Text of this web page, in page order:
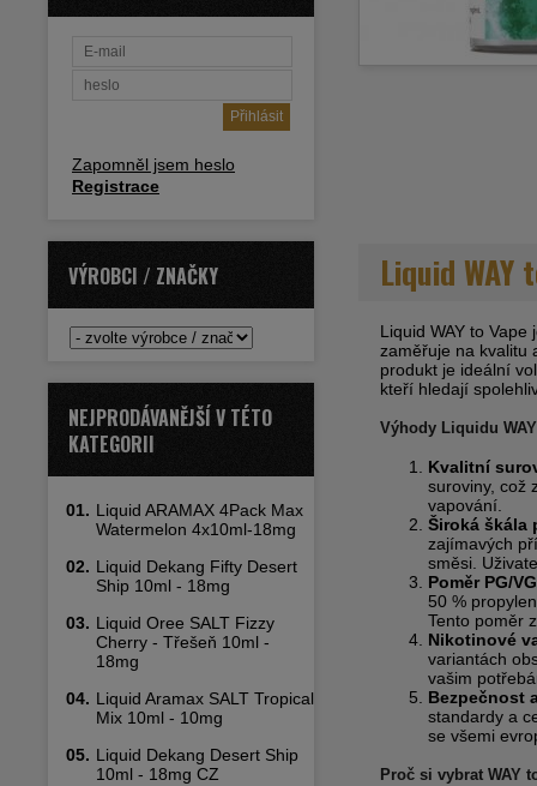
Zapomněl jsem heslo
Registrace
VÝROBCI / ZNAČKY
NEJPRODÁVANĚJŠÍ V TÉTO
KATEGORII
01. Liquid ARAMAX 4Pack Max
Watermelon 4x10ml-18mg
02. Liquid Dekang Fifty Desert
Ship 10ml - 18mg
03. Liquid Oree SALT Fizzy
Cherry - Třešeň 10ml -
18mg
04. Liquid Aramax SALT Tropical
Mix 10ml - 10mg
05. Liquid Dekang Desert Ship
10ml - 18mg CZ
Liquid
Liquid WAY to
zaměřuje na kvalitu
produkt je ideální
kteří hledají
Výhody Liquidu
Kvalitní
suroviny, což
vapování.
Široká škála
zajímavých
směsi.
Poměr PG/
50 %
Tento poměr
Nikotinové
variantách
vašim
Bezpečnost
standardy a
se všemi
Proč si vybrat WAY